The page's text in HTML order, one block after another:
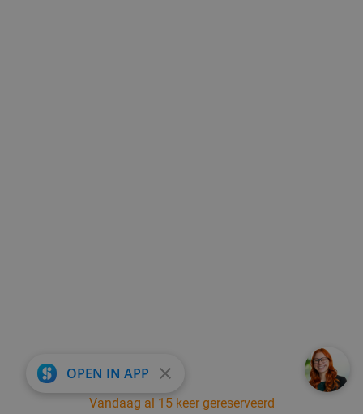
Vandaag al 15 keer gereserveerd
OPEN IN APP close